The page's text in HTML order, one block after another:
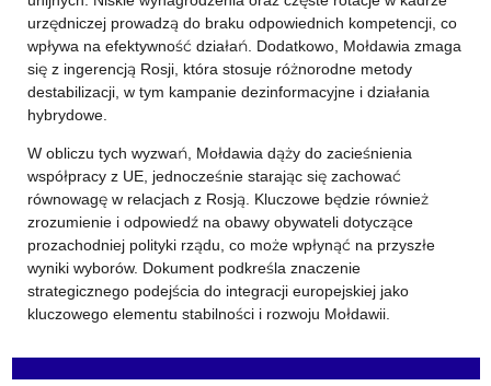
urzędniczej prowadzą do braku odpowiednich kompetencji, co
wpływa na efektywność działań. Dodatkowo, Mołdawia zmaga
się z ingerencją Rosji, która stosuje różnorodne metody
destabilizacji, w tym kampanie dezinformacyjne i działania
hybrydowe.
W obliczu tych wyzwań, Mołdawia dąży do zacieśnienia
współpracy z UE, jednocześnie starając się zachować
równowagę w relacjach z Rosją. Kluczowe będzie również
zrozumienie i odpowiedź na obawy obywateli dotyczące
prozachodniej polityki rządu, co może wpłynąć na przyszłe
wyniki wyborów. Dokument podkreśla znaczenie
strategicznego podejścia do integracji europejskiej jako
kluczowego elementu stabilności i rozwoju Mołdawii.